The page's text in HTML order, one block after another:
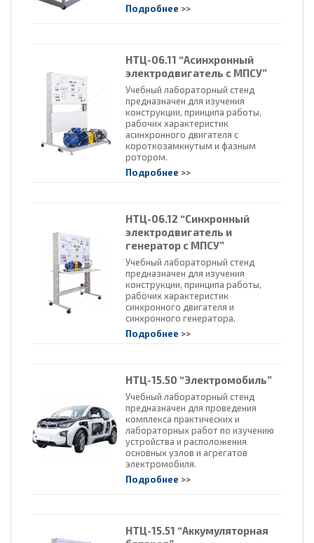
Подробнее >>
НТЦ-06.11 “Асинхронный
электродвигатель с МПСУ”
Учебный лабораторный стенд
предназначен для изучения
конструкции, принципа работы,
рабочих характеристик
асинхронного двигателя с
короткозамкнутым и фазным
ротором.
Подробнее >>
НТЦ-06.12 “Синхронный
электродвигатель и
генератор с МПСУ”
Учебный лабораторный стенд
предназначен для изучения
конструкции, принципа работы,
рабочих характеристик
синхронного двигателя и
синхронного генератора.
Подробнее >>
НТЦ-15.50 “Электромобиль”
Учебный лабораторный стенд
предназначен для проведения
комплекса практических и
лабораторных работ по изучению
устройства и расположения
основных узлов и агрегатов
электромобиля.
Подробнее >>
НТЦ-15.51 “Аккумуляторная